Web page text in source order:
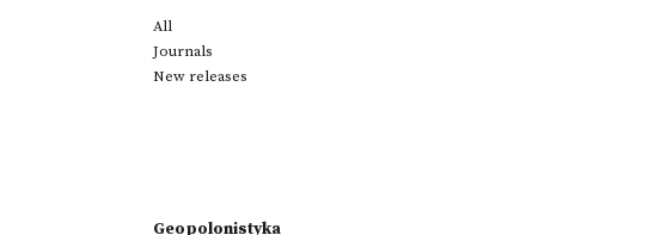
All
Journals
New releases
Geopolonistyka